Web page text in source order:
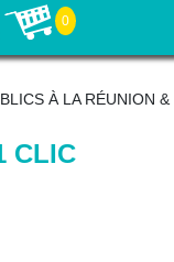
0
À LA RÉUNION &
CLIC